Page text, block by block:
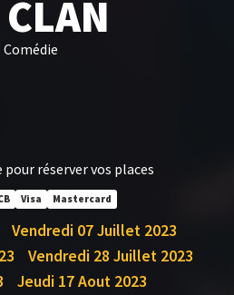
Comédie
réserver vos places
Visa Mastercard
Vendredi 07 Juillet 2023
Vendredi 28 Juillet 2023
Jeudi 17 Aout 2023